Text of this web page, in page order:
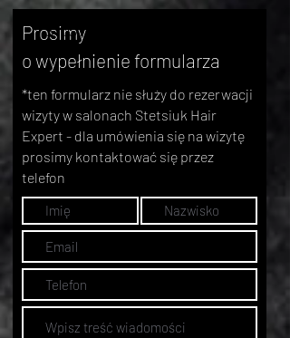
Prosimy
o wypełnienie formularza
*ten formularz nie służy do rezerwacji
wizyty w salonach Stetsiuk Hair
Expert - dla umówienia się na wizytę
prosimy kontaktować się przez
telefon
skontaktuj się z nami